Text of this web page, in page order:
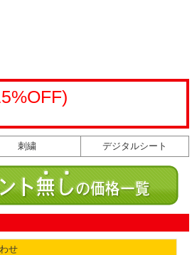
刺繍 デジタルシート
せ